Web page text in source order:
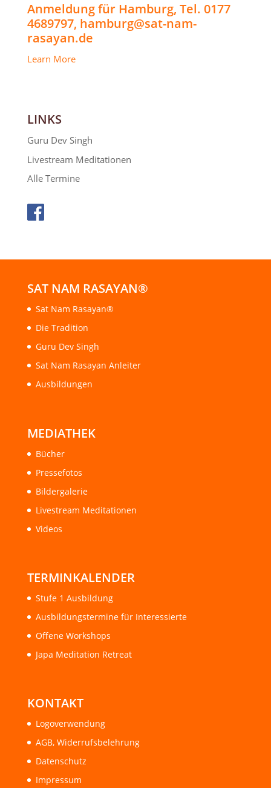
Anmeldung für Hamburg, Tel. 0177
4689797, hamburg@sat-nam-
rasayan.de
Learn More
LINKS
Guru Dev Singh
Livestream Meditationen
Alle Termine
SAT NAM RASAYAN®
Sat Nam Rasayan®
Die Tradition
Guru Dev Singh
Sat Nam Rasayan Anleiter
Ausbildungen
MEDIATHEK
Bücher
Pressefotos
Bildergalerie
Livestream Meditationen
Videos
TERMINKALENDER
Stufe 1 Ausbildung
Ausbildungstermine für Interessierte
Offene Workshops
Japa Meditation Retreat
KONTAKT
Logoverwendung
AGB, Widerrufsbelehrung
Datenschutz
Impressum